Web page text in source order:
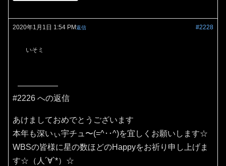
2020年1月1日 1:54 PM #2228
返信
いそミ
#2226 への返信
あけましておめでとうございます
本年も深いぃ宇チュ〜(=^･･^)を宜しくお願いします☆
WBSの皆様に星の数ほどのHappyをお祈り申し上げま
す☆（人´∀`*）☆